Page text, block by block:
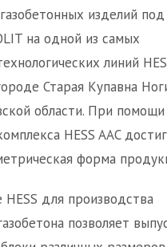
изделий под
на одной из самых
линий
Старая Купавна
области. При помощи
HESS AAC
форма
для производства
позволяет